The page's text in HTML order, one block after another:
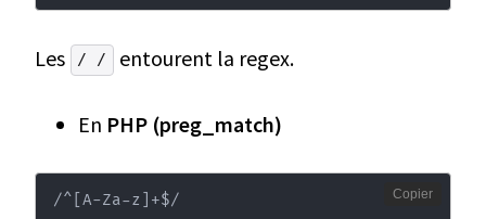
Les / / entourent la regex.
En PHP (preg_match)
/^ A-Za-z +$/ Copier